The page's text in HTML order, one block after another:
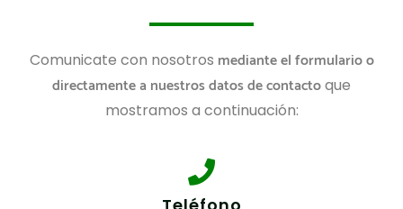
Comunicate con nosotros mediante el formulario o
directamente a nuestros datos de contactoque
mostramos a continuación: